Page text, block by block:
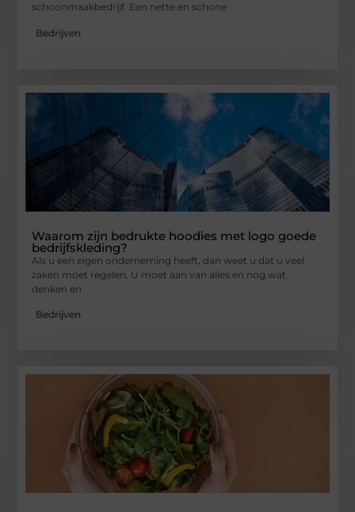
schoonmaakbedrijf. Een nette en schone
Bedrijven
Waarom zijn bedrukte hoodies met logo goede
bedrijfskleding?
Als u een eigen onderneming heeft, dan weet u dat u veel
zaken moet regelen. U moet aan van alles en nog wat
denken en
Bedrijven